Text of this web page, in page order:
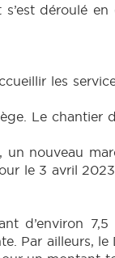
déroulé en
les
Le chantier
nouveau
le 3 avril
d’environ 7,5
Par ailleurs,